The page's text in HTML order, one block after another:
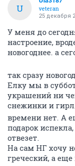
U
veteran
25 декабря
У меня до
настроение,
новогоднее. а
так сразу
Елку мы в
украшений ни
снежинки и
времени нет. А
подарок
отвезет.
На сам НГ хочу
греческий, а